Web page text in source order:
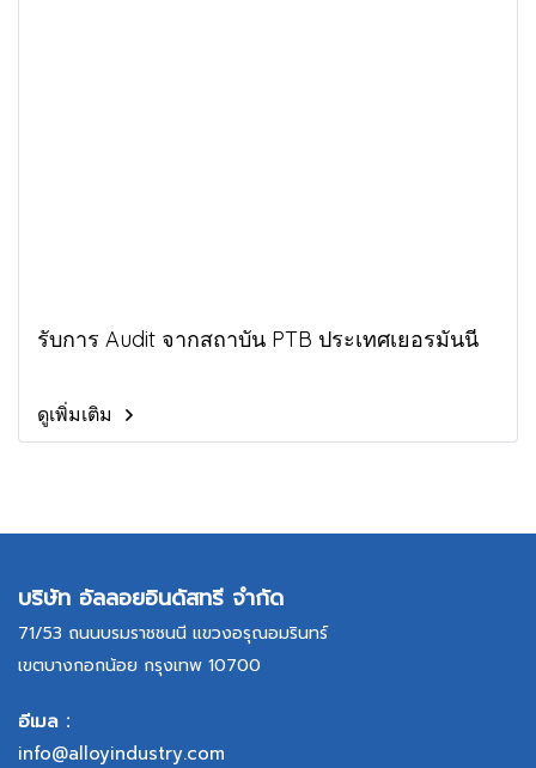
รับการ Audit จากสถาบัน PTB ประเทศเยอรมันนี
ดูเพิ่มเติม
บริษัท อัลลอยอินดัสทรี จำกัด
71/53 ถนนบรมราชชนนี แขวงอรุณอมรินทร์
เขตบางกอกน้อย กรุงเทพ 10700
อีเมล :
info@alloyindustry.com